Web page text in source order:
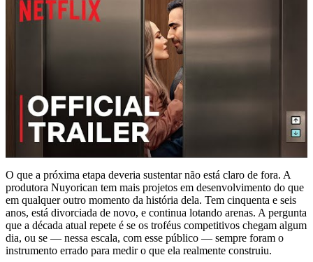
O que a próxima etapa deveria sustentar não está claro de fora. A
produtora Nuyorican tem mais projetos em desenvolvimento do que
em qualquer outro momento da história dela. Tem cinquenta e seis
anos, está divorciada de novo, e continua lotando arenas. A pergunta
que a década atual repete é se os troféus competitivos chegam algum
dia, ou se — nessa escala, com esse público — sempre foram o
instrumento errado para medir o que ela realmente construiu.